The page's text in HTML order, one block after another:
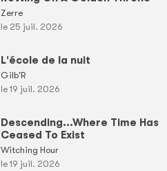
Zerre
le 25 juil. 2026
L'école de la nuit
Gilb'R
le 19 juil. 2026
Descending...Where Time Has
Ceased To Exist
Witching Hour
le 19 juil. 2026